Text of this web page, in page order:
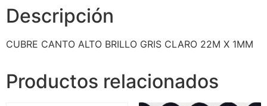
Descripción
CUBRE CANTO ALTO BRILLO GRIS CLARO 22M X 1MM
Productos relacionados